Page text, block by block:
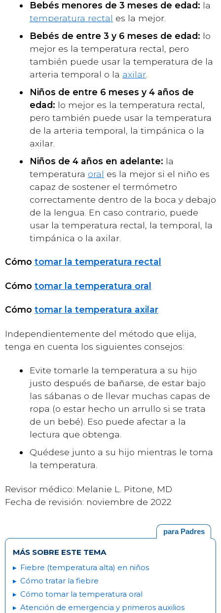
Bebés menores de 3 meses de edad: la
temperatura rectal es la mejor.
Bebés de entre 3 y 6 meses de edad: lo
mejor es la temperatura rectal, pero
también puede usar la temperatura de la
arteria temporal o la axilar
Niños de entre 6 meses y 4 años de
edad: lo mejor es la temperatura rectal,
pero también puede usar la temperatura
de la arteria temporal, la timpánica o la
axilar.
Niños de 4 años en adelante: la
temperatura oral es la mejor si el niño es
capaz de sostener el termómetro
correctamente dentro de la boca y debajo
de la lengua. En caso contrario, puede
usar la temperatura rectal, la temporal, la
timpánica o la axilar.
Cómo tomar la temperatura rectal
Cómo tomar la temperatura oral
Cómo tomar la temperatura axilar
Independientemente del método que elija,
tenga en cuenta los siguientes consejos:
Evite tomarle la temperatura a su hijo
justo después de bañarse, de estar bajo
las sábanas o de llevar muchas capas de
ropa (o estar hecho un arrullo si se trata
de un bebé). Eso puede afectar a la
lectura que obtenga.
Quédese junto a su hijo mientras le toma
la temperatura.
Revisor médico: Melanie L. Pitone, MD
Fecha de revisión: noviembre de 2022
para Padres
MÁS SOBRE ESTE TEMA
Fiebre (temperatura alta) en niños
Cómo tratar la fiebre
Cómo tomar la temperatura oral
Atención de emergencia y primeros auxilios